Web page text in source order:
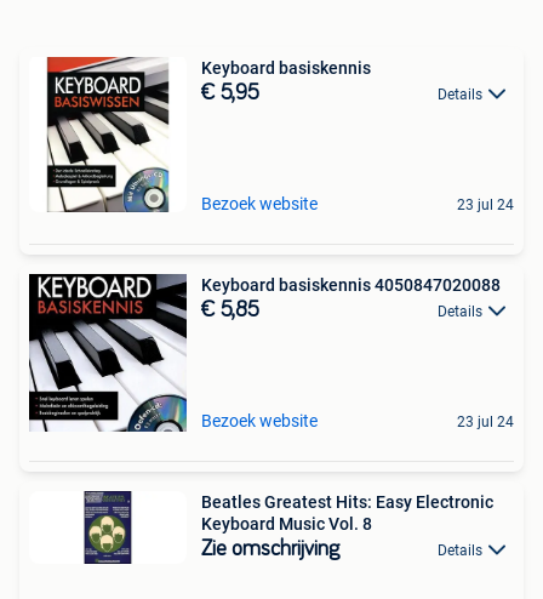
Keyboard basiskennis
€ 5,95 Details
Bezoek website 23 jul 24
Keyboard basiskennis 4050847020088
€ 5,85 Details
Bezoek website 23 jul 24
Beatles Greatest Hits: Easy Electronic
Keyboard Music Vol. 8
Zie omschrijving Details